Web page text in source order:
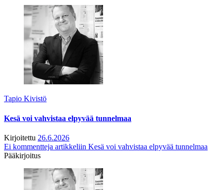
Tapio Kivistö
Kesä voi vahvistaa elpyvää tunnelmaa
Kirjoitettu 26.6.2026
Ei kommentteja artikkeliin Kesä voi vahvistaa elpyvää tunnelmaa
Pääkirjoitus